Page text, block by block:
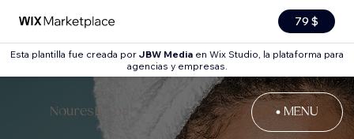
79 $
Esta plantilla fue creada por JBW Media en Wix Studio, la plataforma para
agencias y empresas.